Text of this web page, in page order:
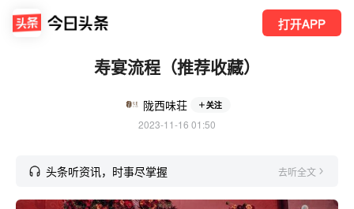
打开APP
寿宴流程（推荐收藏）
陇西味荘 关注
2023-11-16 01:50
头条听资讯，时事尽掌握 去听全文